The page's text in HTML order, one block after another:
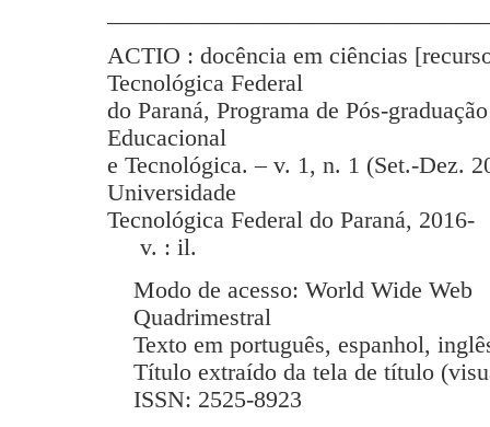
ACTIO : docência em ciências
Tecnológica Federal
do Paraná, Programa de Pós-
Educacional
e Tecnológica. – v. 1, n. 1 (Set.-Dez.
Universidade
Tecnológica Federal do Paraná, 2016-
v. : il.
Modo de acesso: World Wide Web
Quadrimestral
Texto em português, espanhol,
Título extraído da tela de título
ISSN: 2525-8923